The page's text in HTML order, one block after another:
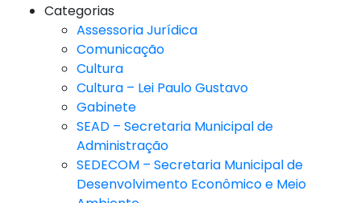
Categorias
Assessoria Jurídica
Comunicação
Cultura
Cultura – Lei Paulo Gustavo
Gabinete
SEAD – Secretaria Municipal de
Administração
SEDECOM – Secretaria Municipal de
Desenvolvimento Econômico e Meio